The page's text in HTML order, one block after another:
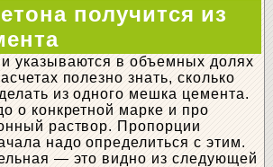
получится из
указываются в объемных долях
полезно знать, сколько
из одного мешка цемента.
о конкретной марке и про
раствор. Пропорции
надо определиться с этим.
— это видно из следующей